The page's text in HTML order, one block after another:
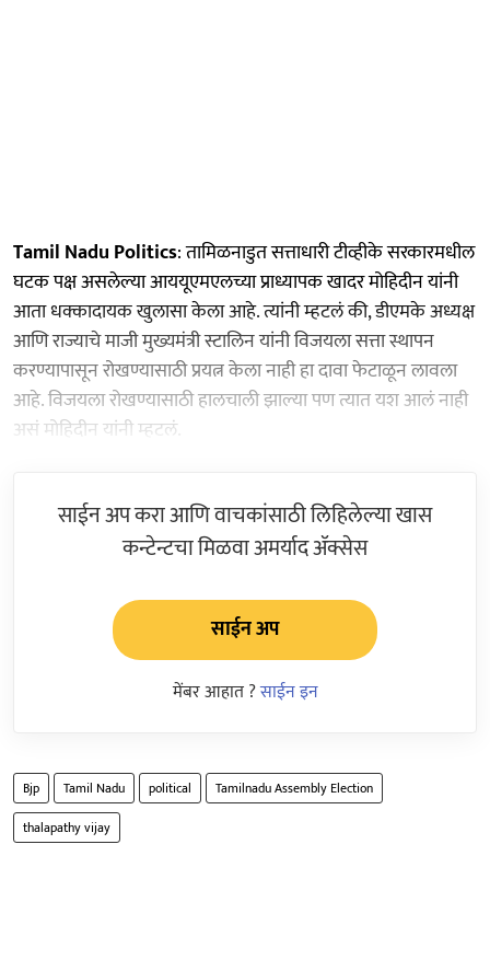
Tamil Nadu Politics: तामिळनाडुत सत्ताधारी टीव्हीके सरकारमधील
घटक पक्ष असलेल्या आययूएमएलच्या प्राध्यापक खादर मोहिदीन यांनी
आता धक्कादायक खुलासा केला आहे. त्यांनी म्हटलं की, डीएमके अध्यक्ष
आणि राज्याचे माजी मुख्यमंत्री स्टालिन यांनी विजयला सत्ता स्थापन
करण्यापासून रोखण्यासाठी प्रयत्न केला नाही हा दावा फेटाळून लावला
आहे. विजयला रोखण्यासाठी हालचाली झाल्या पण त्यात यश आलं नाही
असं मोहिदीन यांनी म्हटलं.
साईन अप करा आणि वाचकांसाठी लिहिलेल्या खास
कन्टेन्टचा मिळवा अमर्याद ॲक्सेस
साईन अप
मेंबर आहात ?साईन इन
Bjp Tamil Nadu political
Tamilnadu Assembly Election
thalapathy vijay